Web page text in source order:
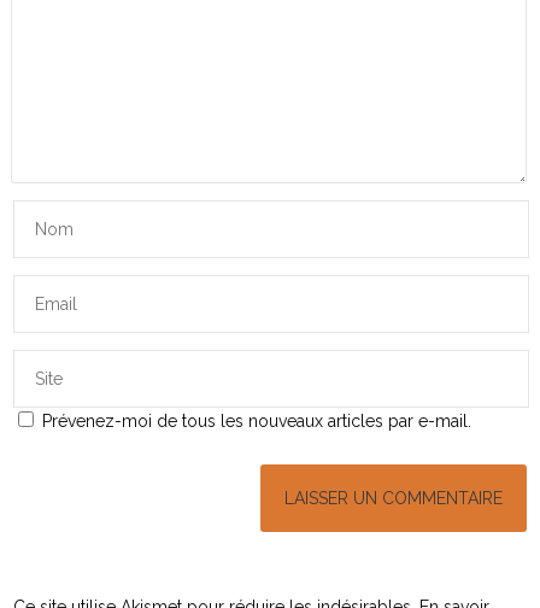
Prévenez-moi de tous les nouveaux articles par e-mail.